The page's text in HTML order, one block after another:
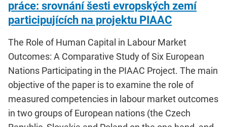
práce: srovnání šesti evropských zemí
participujících na projektu PIAAC
The Role of Human Capital in Labour Market
Outcomes: A Comparative Study of Six European
Nations Participating in the PIAAC Project. The main
objective of the paper is to examine the role of
measured competencies in labour market outcomes
in two groups of European nations (the Czech